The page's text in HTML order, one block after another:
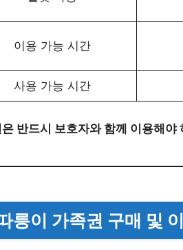
이용 가능 시간
사용 가능 시간
반드시 보호자와 함께 이용해
릉이 가족권 구매 및